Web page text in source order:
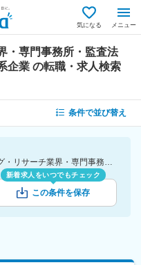
気になる メニュー
・専門事務所・監査法
企業 の転職・求人検索
条件で並び替え
[勤務地]山梨県 [業種]コンサルティング・リサーチ業界・専門事務所・監査法人・税理士法人 [詳細条件](会社・職場の環境)外資系企業
新着求人をいつでもチェック
この条件を保存